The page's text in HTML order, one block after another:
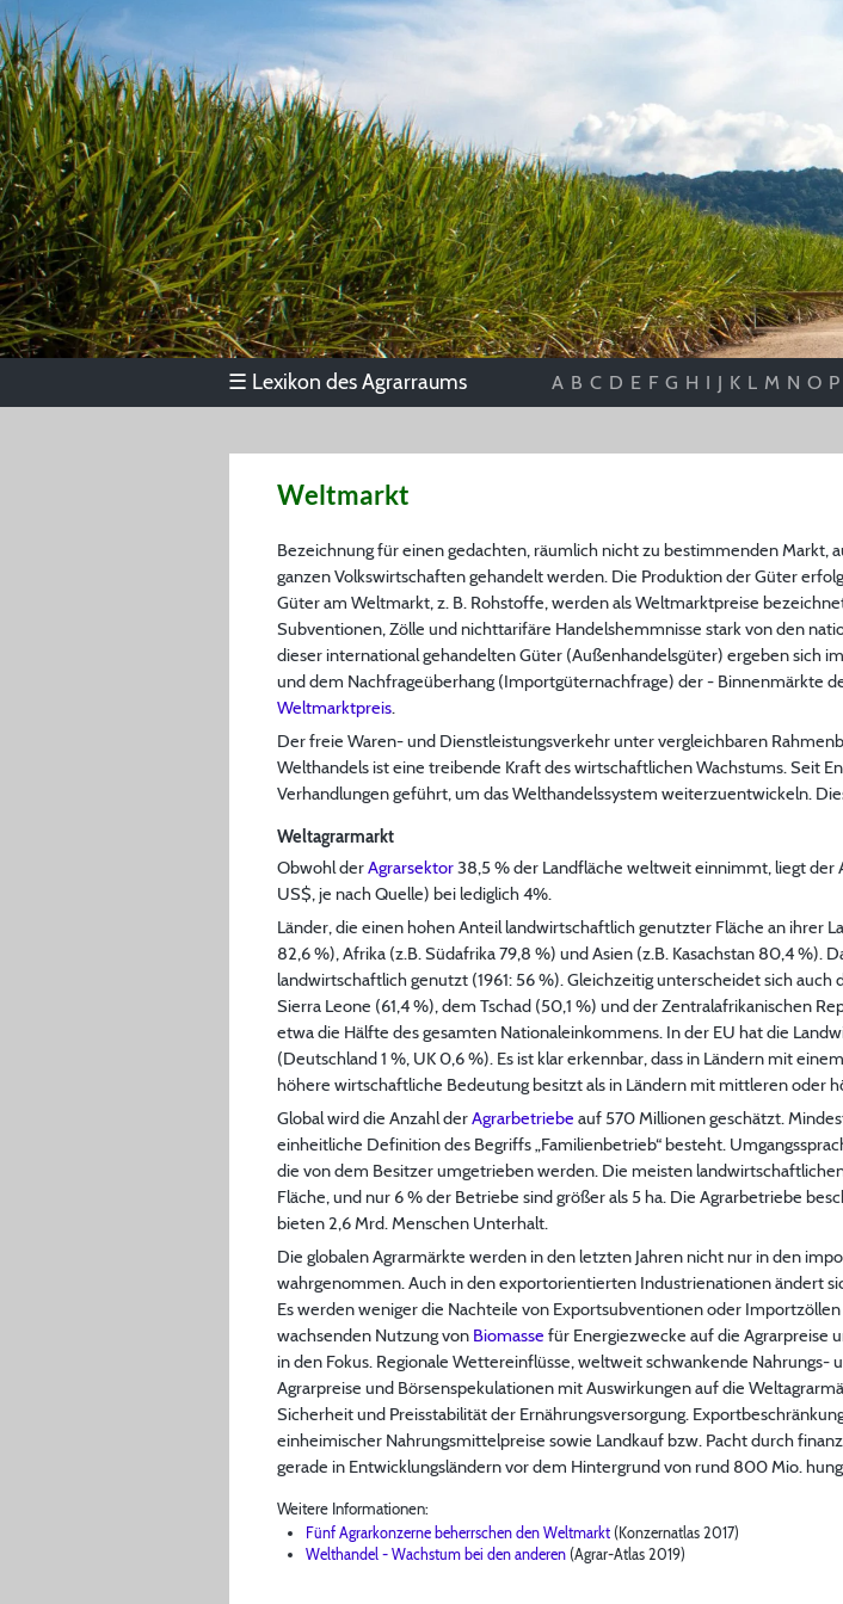
☰ Lexikon des Agrarraums A B C D E F G H I J K L M N O P
Weltmarkt
Bezeichnung für einen gedachten, räumlich nicht zu bestimmenden
ganzen Volkswirtschaften gehandelt werden. Die Produktion der Güter
Güter am Weltmarkt, z. B. Rohstoffe, werden als Weltmarktpreise
Subventionen, Zölle und nichttarifäre Handelshemmnisse stark von den
dieser international gehandelten Güter (Außenhandelsgüter) ergeben sich
und dem Nachfrageüberhang (Importgüternachfrage) der - Binnenmärkte
Weltmarktpreis.
Der freie Waren- und Dienstleistungsverkehr unter vergleichbaren
Welthandels ist eine treibende Kraft des wirtschaftlichen Wachstums. Seit
Verhandlungen geführt, um das Welthandelssystem weiterzuentwickeln.
Weltagrarmarkt
Obwohl derAgrarsektor38,5 % der Landfläche weltweit einnimmt, liegt der
US$, je nach Quelle) bei lediglich 4%.
Länder, die einen hohen Anteil landwirtschaftlich genutzter Fläche an ihrer
82,6 %), Afrika (z.B. Südafrika 79,8 %) und Asien (z.B. Kasachstan 80,4 %).
landwirtschaftlich genutzt (1961: 56 %). Gleichzeitig unterscheidet sich
Sierra Leone (61,4 %), dem Tschad (50,1 %) und der Zentralafrikanischen
etwa die Hälfte des gesamten Nationaleinkommens. In der EU hat die
(Deutschland 1 %, UK 0,6 %). Es ist klar erkennbar, dass in Ländern mit
höhere wirtschaftliche Bedeutung besitzt als in Ländern mit mittleren oder
Global wird die Anzahl derAgrarbetriebe auf 570 Millionen geschätzt.
einheitliche Definition des Begriffs „Familienbetrieb“ besteht.
die von dem Besitzer umgetrieben werden. Die meisten
Fläche, und nur 6 % der Betriebe sind größer als 5 ha. Die Agrarbetriebe
bieten 2,6 Mrd. Menschen Unterhalt.
Die globalen Agrarmärkte werden in den letzten Jahren nicht nur in den
wahrgenommen. Auch in den exportorientierten Industrienationen ändert
Es werden weniger die Nachteile von Exportsubventionen oder
wachsenden Nutzung von Biomasse für Energiezwecke auf die Agrarpreise
in den Fokus. Regionale Wettereinflüsse, weltweit schwankende
Agrarpreise und Börsenspekulationen mit Auswirkungen auf die
Sicherheit und Preisstabilität der Ernährungsversorgung.
einheimischer Nahrungsmittelpreise sowie Landkauf bzw. Pacht durch
gerade in Entwicklungsländern vor dem Hintergrund von rund 800 Mio.
Weitere Informationen:
Fünf Agrarkonzerne beherrschen den Weltmarkt (Konzernatlas 2017)
Welthandel - Wachstum bei den anderen (Agrar-Atlas 2019)